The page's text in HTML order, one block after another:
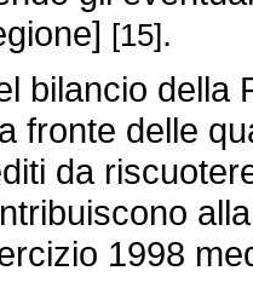
[15].
della
fronte delle
da
1998